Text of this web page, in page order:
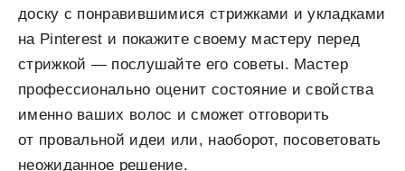
доску с понравившимися стрижками и укладками
на Pinterest и покажите своему мастеру перед
стрижкой — послушайте его советы. Мастер
профессионально оценит состояние и свойства
именно ваших волос и сможет отговорить
от провальной идеи или, наоборот, посоветовать
неожиданное решение.